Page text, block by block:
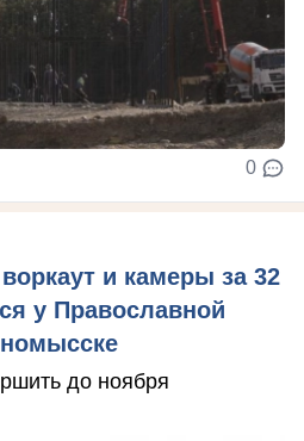
0
и камеры за 32
у Православной
до ноября